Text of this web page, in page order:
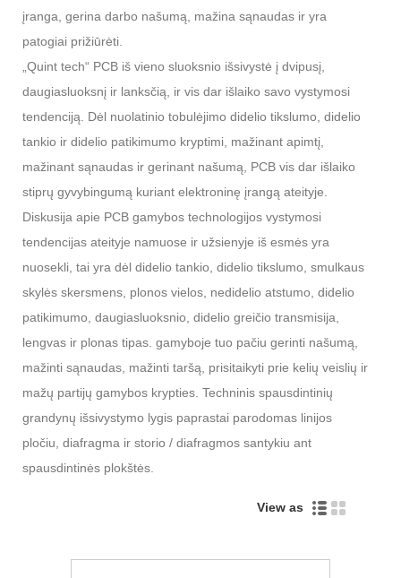
įranga, gerina darbo našumą, mažina sąnaudas ir yra
patogiai prižiūrėti.
„Quint tech“ PCB iš vieno sluoksnio išsivystė į dvipusį,
daugiasluoksnį ir lanksčią, ir vis dar išlaiko savo vystymosi
tendenciją. Dėl nuolatinio tobulėjimo didelio tikslumo, didelio
tankio ir didelio patikimumo kryptimi, mažinant apimtį,
mažinant sąnaudas ir gerinant našumą, PCB vis dar išlaiko
stiprų gyvybingumą kuriant elektroninę įrangą ateityje.
Diskusija apie PCB gamybos technologijos vystymosi
tendencijas ateityje namuose ir užsienyje iš esmės yra
nuosekli, tai yra dėl didelio tankio, didelio tikslumo, smulkaus
skylės skersmens, plonos vielos, nedidelio atstumo, didelio
patikimumo, daugiasluoksnio, didelio greičio transmisija,
lengvas ir plonas tipas. gamyboje tuo pačiu gerinti našumą,
mažinti sąnaudas, mažinti taršą, prisitaikyti prie kelių veislių ir
mažų partijų gamybos krypties. Techninis spausdintinių
grandynų išsivystymo lygis paprastai parodomas linijos
pločiu, diafragma ir storio / diafragmos santykiu ant
spausdintinės plokštės.
View as